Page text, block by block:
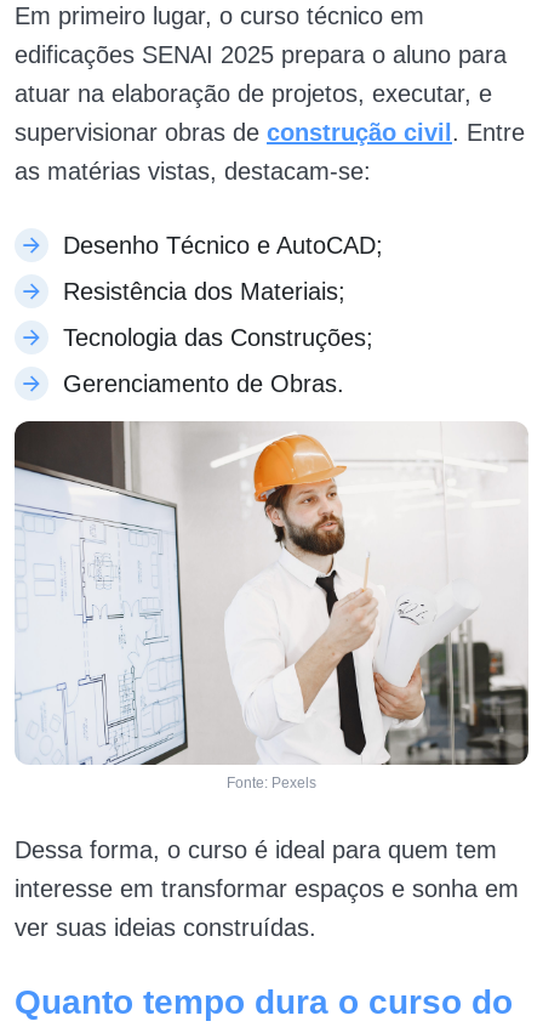
Em primeiro lugar, o curso técnico em
edificações SENAI 2025 prepara o aluno para
atuar na elaboração de projetos, executar, e
supervisionar obras de construção civil . Entre
as matérias vistas, destacam-se:
Desenho Técnico e AutoCAD;
Resistência dos Materiais;
Tecnologia das Construções;
Gerenciamento de Obras.
Fonte: Pexels
Dessa forma, o curso é ideal para quem tem
interesse em transformar espaços e sonha em
ver suas ideias construídas.
Quanto tempo dura o curso do